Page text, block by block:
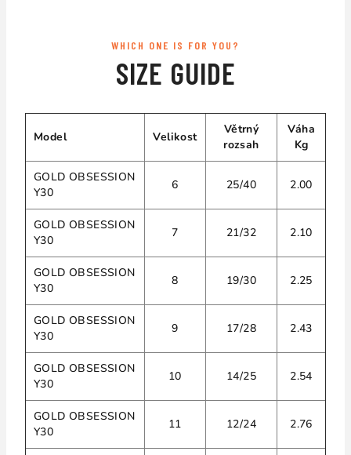
WHICH ONE IS FOR YOU?
SIZE GUIDE
Model Velikost
Větrný
rozsah
Váha
Kg
GOLD OBSESSION
Y30
6 25/40 2.00
GOLD OBSESSION
Y30
7 21/32 2.10
GOLD OBSESSION
Y30
8 19/30 2.25
GOLD OBSESSION
Y30
9 17/28 2.43
GOLD OBSESSION
Y30
10 14/25 2.54
GOLD OBSESSION
Y30
11 12/24 2.76